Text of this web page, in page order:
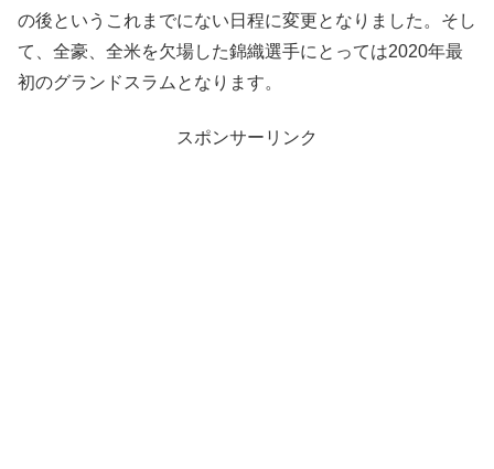
の後というこれまでにない日程に変更となりました。そし
て、全豪、全米を欠場した錦織選手にとっては2020年最
初のグランドスラムとなります。
スポンサーリンク